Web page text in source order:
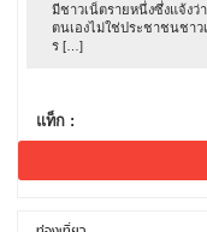
มีชาวเน็ตรายหนึ่งซึ่งแจ้งว่า
ตนเองไม่ใช่ประชาชนชาว
ร […]
แท็ก :